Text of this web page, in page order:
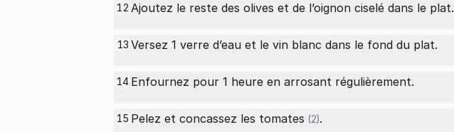
12 Ajoutez le reste des olives et de l’oignon ciselé dans le plat.
13 Versez 1 verre d’eau et le vin blanc dans le fond du plat.
14 Enfournez pour 1 heure en arrosant régulièrement.
15 Pelez et concassez les tomates (2).